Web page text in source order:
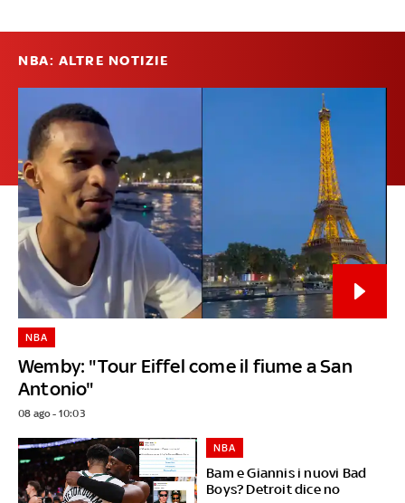
NBA: ALTRE NOTIZIE
Wemby: "Tour Eiffel come il fiume a San
Antonio"
NBA
08 ago - 10:03
Bam e Giannis i nuovi Bad
Boys? Detroit dice no
NBA